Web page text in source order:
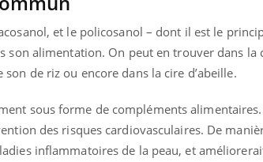
et le policosanol – dont il est le
son alimentation. On peut en trouver dans la
son de riz ou encore dans la cire d’abeille.
sous forme de compléments
des risques cardiovasculaires. De
inflammatoires de la peau, et